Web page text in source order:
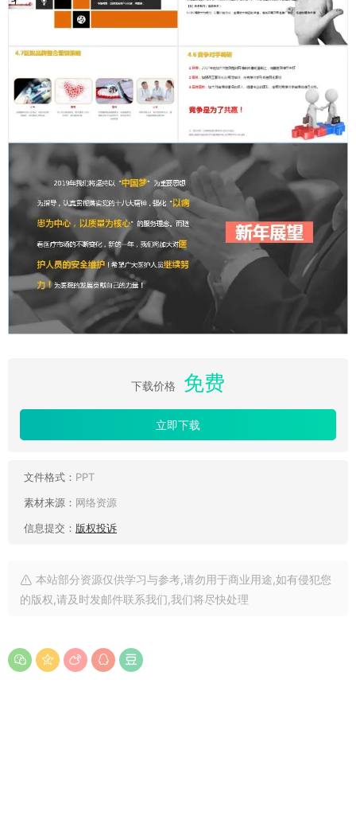
下载价格 免费
立即下载
文件格式： PPT
素材来源： 网络资源
信息提交： 版权投诉
本站部分资源仅供学习与参考,请勿用于商业用途,如有侵犯您
的版权,请及时发邮件联系我们,我们将尽快处理